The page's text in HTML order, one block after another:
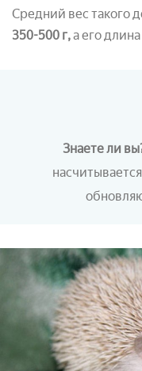
Средний вес такого
350-500 г,а его
Знаете ли